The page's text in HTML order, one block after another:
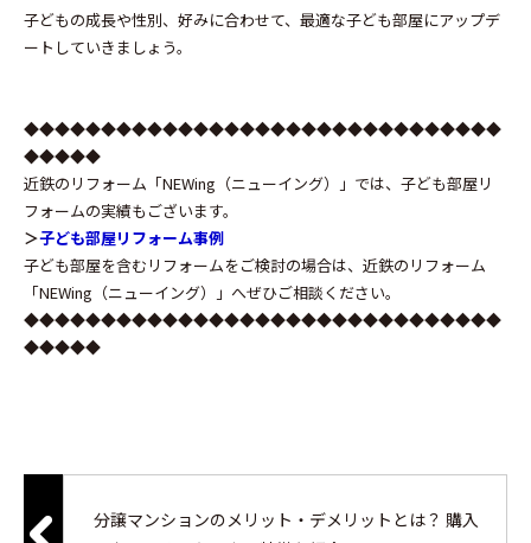
子どもの成長や性別、好みに合わせて、最適な子ども部屋にアップデ
ートしていきましょう。
◆◆◆◆◆◆◆◆◆◆◆◆◆◆◆◆◆◆◆◆◆◆◆◆◆◆◆◆◆◆◆
◆◆◆◆◆
近鉄のリフォーム「NEWing（ニューイング）」では、子ども部屋リ
フォームの実績もございます。
＞子ども部屋リフォーム事例
子ども部屋を含むリフォームをご検討の場合は、近鉄のリフォーム
「NEWing（ニューイング）」へぜひご相談ください。
◆◆◆◆◆◆◆◆◆◆◆◆◆◆◆◆◆◆◆◆◆◆◆◆◆◆◆◆◆◆◆
◆◆◆◆◆
分譲マンションのメリット・デメリットとは？ 購入